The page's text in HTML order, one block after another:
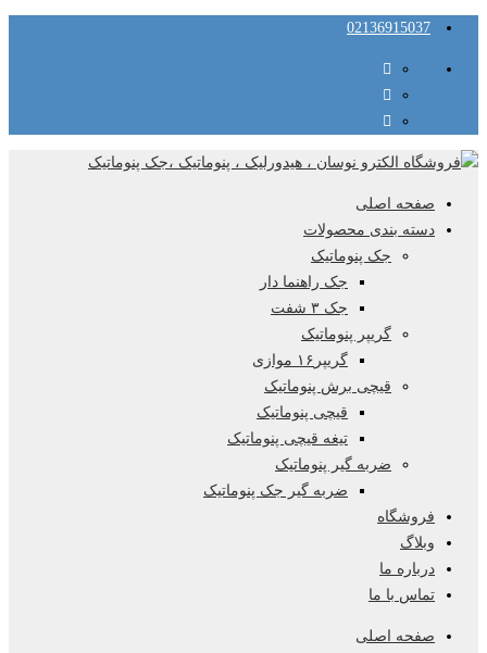
02136915037
صفحه اصلی
دسته بندی محصولات
جک پنوماتیک
جک راهنما دار
جک ۳ شفت
گریپر پنوماتیک
گریپر۱۶ موازی
قیچی برش پنوماتیک
قیچی پنوماتیک
تیغه قیچی پنوماتیک
ضربه گیر پنوماتیک
ضربه گیر جک پنوماتیک
فروشگاه
وبلاگ
درباره ما
تماس با ما
صفحه اصلی